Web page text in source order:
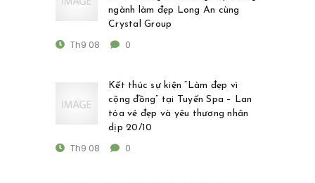
ngành làm đẹp Long An cùng
Crystal Group
Th9 08 0
Kết thúc sự kiện “Làm đẹp vì
cộng đồng” tại Tuyến Spa – Lan
tỏa vẻ đẹp và yêu thương nhân
dịp 20/10
Th9 08 0